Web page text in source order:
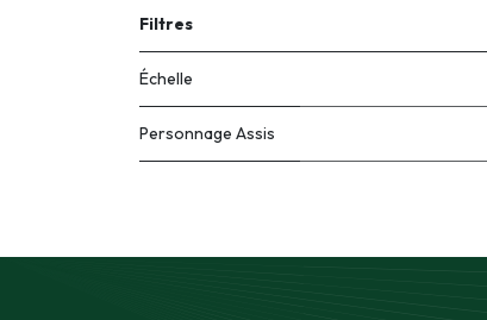
Filtres
Échelle
Personnage Assis